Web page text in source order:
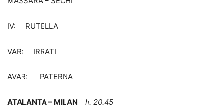
IV: RUTELLA
VAR: IRRATI
AVAR: PATERNA
ATALANTA – MILAN h. 20.45